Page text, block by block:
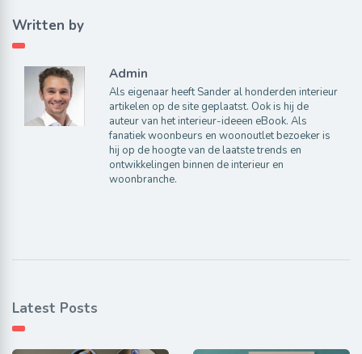
Written by
Admin
Als eigenaar heeft Sander al honderden interieur
artikelen op de site geplaatst. Ook is hij de
auteur van het interieur-ideeen eBook. Als
fanatiek woonbeurs en woonoutlet bezoeker is
hij op de hoogte van de laatste trends en
ontwikkelingen binnen de interieur en
woonbranche.
Latest Posts